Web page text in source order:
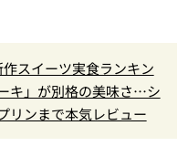
作スイーツ実食ランキン
キ」が別格の美味さ…シ
リンまで本気レビュー